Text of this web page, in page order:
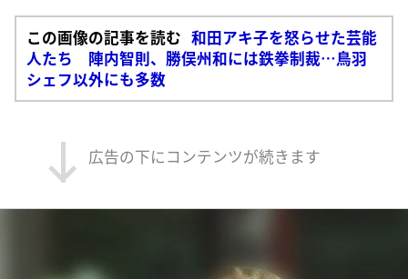
この画像の記事を読む 和田アキ子を怒らせた芸能
人たち 陣内智則、勝俣州和には鉄拳制裁…鳥羽
シェフ以外にも多数
広告の下にコンテンツが続きます